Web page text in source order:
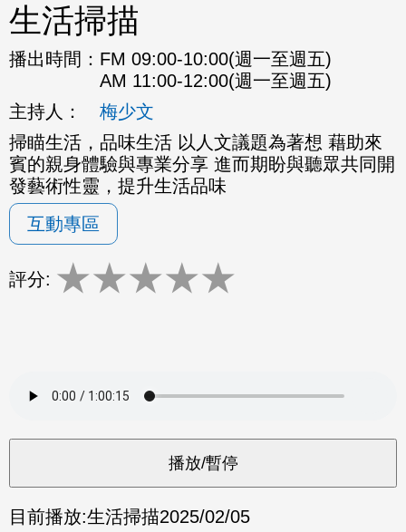
生活掃描
播出時間： FM 09:00-10:00(週一至週五)
AM 11:00-12:00(週一至週五)
主持人：
梅少文
掃瞄生活，品味生活 以人文議題為著想 藉助來
賓的親身體驗與專業分享 進而期盼與聽眾共同開
發藝術性靈，提升生活品味
互動專區
評分: ★★★★★
目前播放:生活掃描2025/02/05